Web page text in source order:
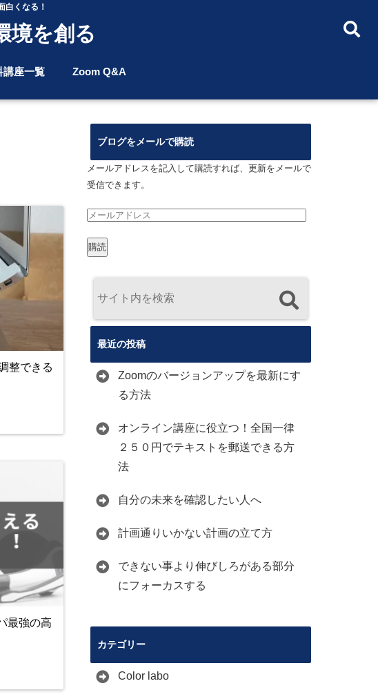
白くなる！
境を創る
講座一覧 Zoom Q&A
整できる
最強の高
ブログをメールで購読
メールアドレスを記入して購読すれば、更新をメールで
受信できます。
メ
ル
ド
購読
最近の投稿
Zoomのバージョンアップを最新にす
る方法
オンライン講座に役立つ！全国一律
２５０円でテキストを郵送できる方
法
自分の未来を確認したい人へ
計画通りいかない計画の立て方
できない事より伸びしろがある部分
にフォーカスする
カテゴリー
Color labo